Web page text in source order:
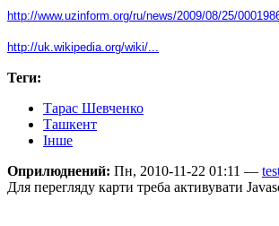
http://www.uzinform.org/ru/news/2009/08/25/
http://uk.wikipedia.org/wiki/...
Теги:
Тарас Шевченко
Ташкент
Інше
Оприлюднений: Пн, 2010-11-22 01:11 —
Для перегляду карти треба активувати